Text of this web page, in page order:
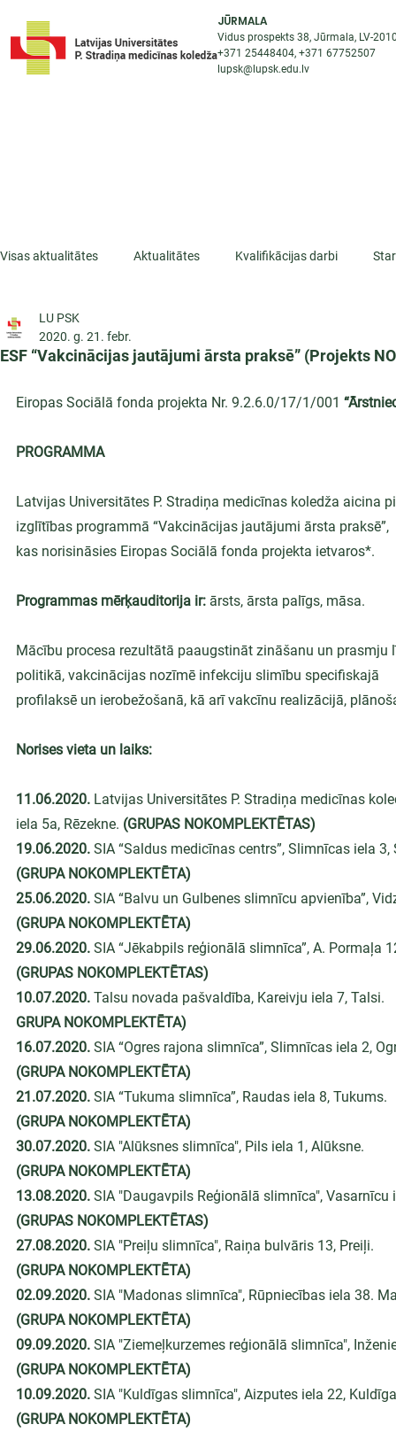
JŪRMALA
Vidus prospekts 38, Jūrmala, LV-
+371 25448404, +371 67752507
lupsk@lupsk.edu.lv
Visas aktualitātes Aktualitātes Kvalifikācijas darbi
ESF projekti
ESF “Vakcinācijas jautājumi ārsta praksē” (Projekts
LU PSK
2020. g. 21. febr.
Eiropas Sociālā fonda projekta Nr. 9.2.6.0/17/1/001
PROGRAMMA
Latvijas Universitātes P. Stradiņa medicīnas koledža
izglītības programmā “Vakcinācijas jautājumi ārsta praksē”,
kas norisināsies Eiropas Sociālā fonda projekta ietvaros*.
Programmas mērķauditorija ir: ārsts, ārsta palīgs, māsa.
Mācību procesa rezultātā paaugstināt zināšanu un
politikā, vakcinācijas nozīmē infekciju slimību specifiskajā
profilaksē un ierobežošanā, kā arī vakcīnu realizācijā,
Norises vieta un laiks:
11.06.2020. Latvijas Universitātes P. Stradiņa medicīnas
iela 5a, Rēzekne. (GRUPAS NOKOMPLEKTĒTAS)
19.06.2020. SIA “Saldus medicīnas centrs”, Slimnīcas iela
(GRUPA NOKOMPLEKTĒTA)
25.06.2020. SIA “Balvu un Gulbenes slimnīcu apvienība”,
(GRUPA NOKOMPLEKTĒTA)
29.06.2020. SIA “Jēkabpils reģionālā slimnīca”, A. Pormaļa
(GRUPAS NOKOMPLEKTĒTAS)
10.07.2020. Talsu novada pašvaldība, Kareivju iela 7, Talsi.
GRUPA NOKOMPLEKTĒTA)
16.07.2020. SIA “Ogres rajona slimnīca”, Slimnīcas iela 2,
(GRUPA NOKOMPLEKTĒTA)
21.07.2020. SIA “Tukuma slimnīca”, Raudas iela 8, Tukums.
(GRUPA NOKOMPLEKTĒTA)
30.07.2020. SIA "Alūksnes slimnīca", Pils iela 1, Alūksne.
(GRUPA NOKOMPLEKTĒTA)
13.08.2020. SIA "Daugavpils Reģionālā slimnīca",
(GRUPAS NOKOMPLEKTĒTAS)
27.08.2020. SIA "Preiļu slimnīca", Raiņa bulvāris 13, Preiļi.
(GRUPA NOKOMPLEKTĒTA)
02.09.2020. SIA "Madonas slimnīca", Rūpniecības iela 38.
(GRUPA NOKOMPLEKTĒTA)
09.09.2020. SIA "Ziemeļkurzemes reģionālā slimnīca",
(GRUPA NOKOMPLEKTĒTA)
10.09.2020. SIA "Kuldīgas slimnīca", Aizputes iela 22,
(GRUPA NOKOMPLEKTĒTA)